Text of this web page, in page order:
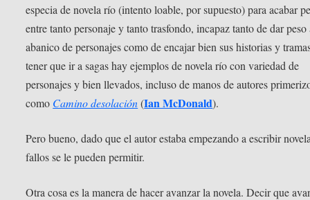
especia de novela río (intento loable, por supuesto) para acabar
entre tanto personaje y tanto trasfondo, incapaz tanto de dar peso
abanico de personajes como de encajar bien sus historias y
tener que ir a sagas hay ejemplos de novela río con variedad de
personajes y bien llevados, incluso de manos de autores
como Camino desolación(Ian McDonald).
Pero bueno, dado que el autor estaba empezando a escribir
fallos se le pueden permitir.
Otra cosa es la manera de hacer avanzar la novela. Decir que